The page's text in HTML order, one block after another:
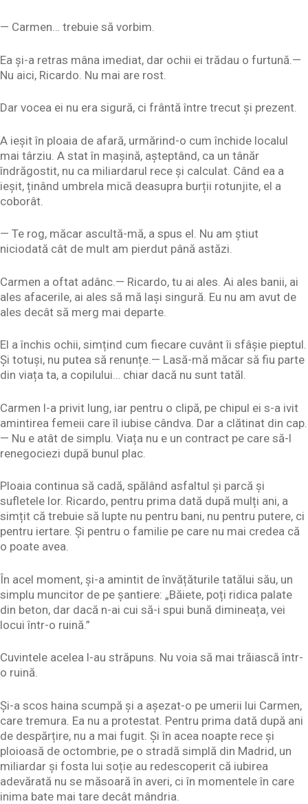
— Carmen… trebuie să vorbim.
Ea și-a retras mâna imediat, dar ochii ei trădau o furtună.—
Nu aici, Ricardo. Nu mai are rost.
Dar vocea ei nu era sigură, ci frântă între trecut și prezent.
A ieșit în ploaia de afară, urmărind-o cum închide localul
mai târziu. A stat în mașină, așteptând, ca un tânăr
îndrăgostit, nu ca miliardarul rece și calculat. Când ea a
ieșit, ținând umbrela mică deasupra burții rotunjite, el a
coborât.
— Te rog, măcar ascultă-mă, a spus el. Nu am știut
niciodată cât de mult am pierdut până astăzi.
Carmen a oftat adânc.— Ricardo, tu ai ales. Ai ales banii, ai
ales afacerile, ai ales să mă lași singură. Eu nu am avut de
ales decât să merg mai departe.
El a închis ochii, simțind cum fiecare cuvânt îi sfâșie pieptul.
Și totuși, nu putea să renunțe.— Lasă-mă măcar să fiu parte
din viața ta, a copilului… chiar dacă nu sunt tatăl.
Carmen l-a privit lung, iar pentru o clipă, pe chipul ei s-a ivit
amintirea femeii care îl iubise cândva. Dar a clătinat din cap.
— Nu e atât de simplu. Viața nu e un contract pe care să-l
renegociezi după bunul plac.
Ploaia continua să cadă, spălând asfaltul și parcă și
sufletele lor. Ricardo, pentru prima dată după mulți ani, a
simțit că trebuie să lupte nu pentru bani, nu pentru putere, ci
pentru iertare. Și pentru o familie pe care nu mai credea că
o poate avea.
În acel moment, și-a amintit de învățăturile tatălui său, un
simplu muncitor de pe șantiere: „Băiete, poți ridica palate
din beton, dar dacă n-ai cui să-i spui bună dimineața, vei
locui într-o ruină.”
Cuvintele acelea l-au străpuns. Nu voia să mai trăiască într-
o ruină.
Și-a scos haina scumpă și a așezat-o pe umerii lui Carmen,
care tremura. Ea nu a protestat. Pentru prima dată după ani
de despărțire, nu a mai fugit. Și în acea noapte rece și
ploioasă de octombrie, pe o stradă simplă din Madrid, un
miliardar și fosta lui soție au redescoperit că iubirea
adevărată nu se măsoară în averi, ci în momentele în care
inima bate mai tare decât mândria.